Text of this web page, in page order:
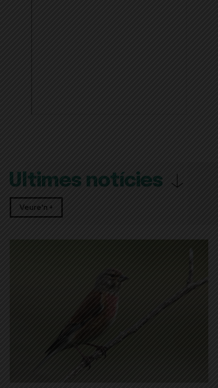
Últimes notícies
Veure'n +